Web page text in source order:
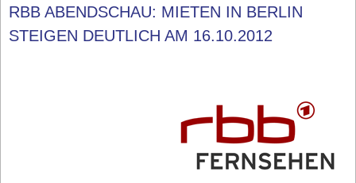
RBB ABENDSCHAU: MIETEN IN BERLIN
STEIGEN DEUTLICH AM 16.10.2012